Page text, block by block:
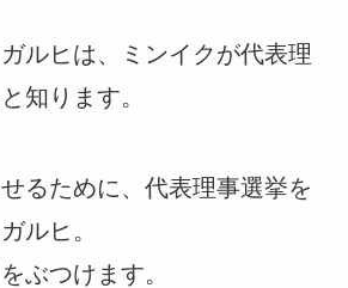
ルヒは、ミンイクが代表理
知ります。
るために、代表理事選挙を
ルヒ。
ぶつけます。